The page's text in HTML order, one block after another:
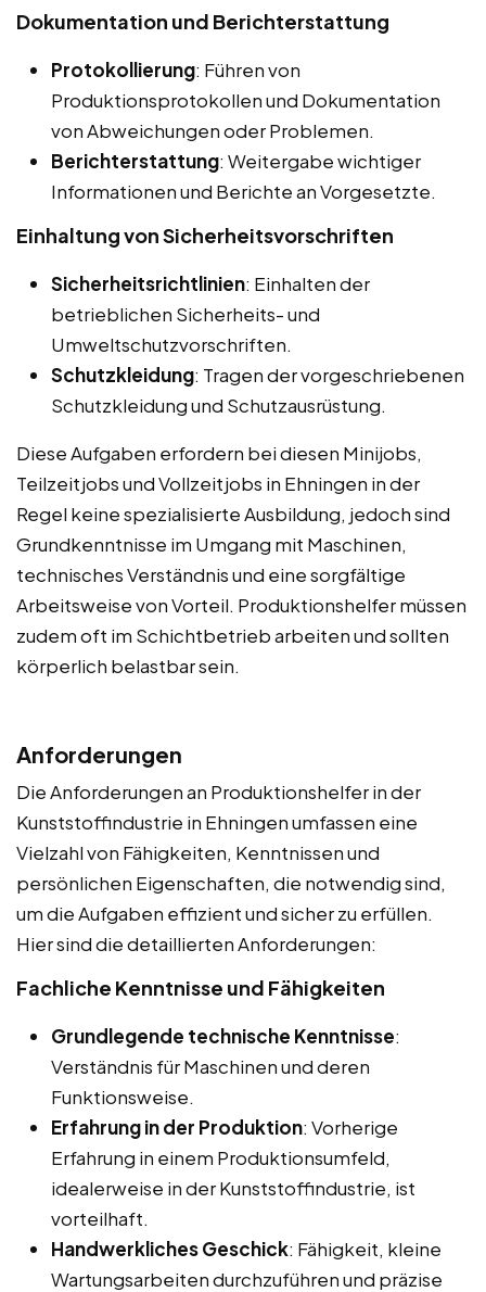
Dokumentation und Berichterstattung
Protokollierung: Führen von
Produktionsprotokollen und Dokumentation
von Abweichungen oder Problemen.
Berichterstattung: Weitergabe wichtiger
Informationen und Berichte an Vorgesetzte.
Einhaltung von Sicherheitsvorschriften
Sicherheitsrichtlinien: Einhalten der
betrieblichen Sicherheits- und
Umweltschutzvorschriften.
Schutzkleidung: Tragen der vorgeschriebenen
Schutzkleidung und Schutzausrüstung.
Diese Aufgaben erfordern bei diesen Minijobs,
Teilzeitjobs und Vollzeitjobs in Ehningen in der
Regel keine spezialisierte Ausbildung, jedoch sind
Grundkenntnisse im Umgang mit Maschinen,
technisches Verständnis und eine sorgfältige
Arbeitsweise von Vorteil. Produktionshelfer müssen
zudem oft im Schichtbetrieb arbeiten und sollten
körperlich belastbar sein.
Anforderungen
Die Anforderungen an Produktionshelfer in der
Kunststoffindustrie in Ehningen umfassen eine
Vielzahl von Fähigkeiten, Kenntnissen und
persönlichen Eigenschaften, die notwendig sind,
um die Aufgaben effizient und sicher zu erfüllen.
Hier sind die detaillierten Anforderungen:
Fachliche Kenntnisse und Fähigkeiten
Grundlegende technische Kenntnisse:
Verständnis für Maschinen und deren
Funktionsweise.
Erfahrung in der Produktion: Vorherige
Erfahrung in einem Produktionsumfeld,
idealerweise in der Kunststoffindustrie, ist
vorteilhaft.
Handwerkliches Geschick: Fähigkeit, kleine
Wartungsarbeiten durchzuführen und präzise